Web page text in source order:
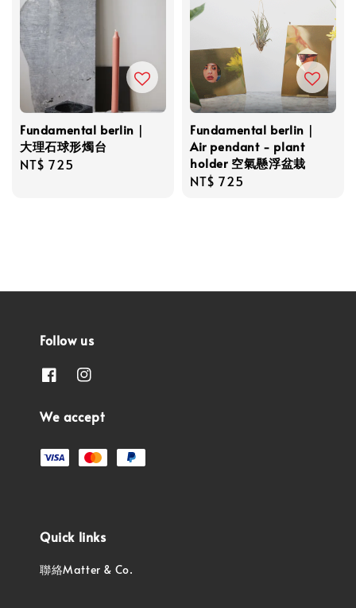
Fundamental berlin｜
大理石球形燭台
Regular
NT$ 725
Fundamental berlin｜
Air pendant - plant
holder 空氣懸浮盆栽
Regular
NT$ 725
Follow us
We accept
Quick links
聯絡Matter & Co.